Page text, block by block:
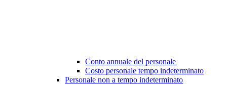
Conto annuale del personale
Costo personale tempo indeterminato
Personale non a tempo indeterminato